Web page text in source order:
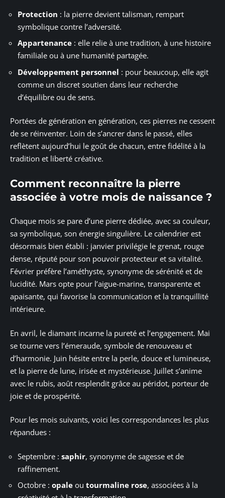
Protection : la pierre devient talisman, rempart
symbolique contre l’adversité.
Appartenance : elle relie à une tradition, à une histoire
familiale ou à une humanité partagée.
Développement personnel : pour beaucoup, elle agit
comme un discret soutien dans leur recherche
d’équilibre ou de sens.
Portées de génération en génération, ces pierres ne cessent
de se réinventer. Loin de s’ancrer dans le passé, elles
reflètent aujourd’hui le goût de chacun, entre fidélité à la
tradition et liberté créative.
Comment reconnaître la pierre
associée à votre mois de naissance ?
Chaque mois se pare d’une pierre dédiée, avec sa couleur,
sa symbolique, son énergie singulière. Le calendrier est
désormais bien établi : janvier privilégie le grenat, rouge
dense, réputé pour son pouvoir protecteur et sa vitalité.
Février préfère l’améthyste, synonyme de sérénité et de
lucidité. Mars opte pour l’aigue-marine, transparente et
apaisante, qui favorise la communication et la tranquillité
intérieure.
En avril, le diamant incarne la pureté et l’engagement. Mai
se tourne vers l’émeraude, symbole de renouveau et
d’harmonie. Juin hésite entre la perle, douce et lumineuse,
et la pierre de lune, irisée et mystérieuse. Juillet s’anime
avec le rubis, août resplendit grâce au péridot, porteur de
joie et de prospérité.
Pour les mois suivants, voici les correspondances les plus
répandues :
Septembre : saphir, synonyme de sagesse et de
raffinement.
Octobre : opale ou tourmaline rose, associées à la